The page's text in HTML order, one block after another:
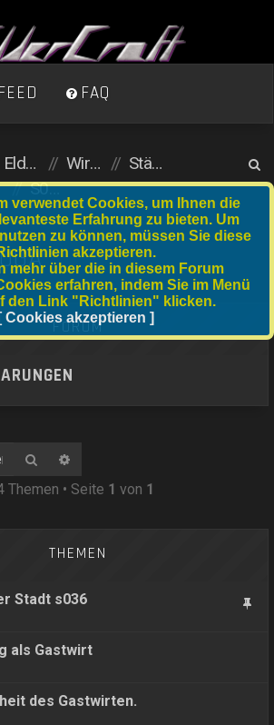
FAQ
ElderCraft (Minecraft) Wirtschaftsserver
Städte und Anfängergrundstücke
S036 Tortuga
u
FORUM
Suche
Themen • Seite 1 von 1
THEMEN
Stadt s036
als Gastwirt
des Gastwirten.
verwendet Cookies, um Ihnen die
Erfahrung zu bieten. Um
zu können, müssen Sie diese
akzeptieren.
mehr über die in diesem Forum
erfahren, indem Sie im Menü
den Link "Richtlinien" klicken.
[ Cookies akzeptieren ]